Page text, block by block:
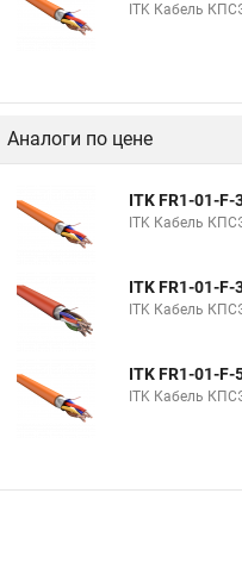
ITK Кабель
Аналоги по цене
ITK FR1-01-
ITK Кабель
ITK FR1-01-
ITK Кабель
ITK FR1-01-
ITK Кабель